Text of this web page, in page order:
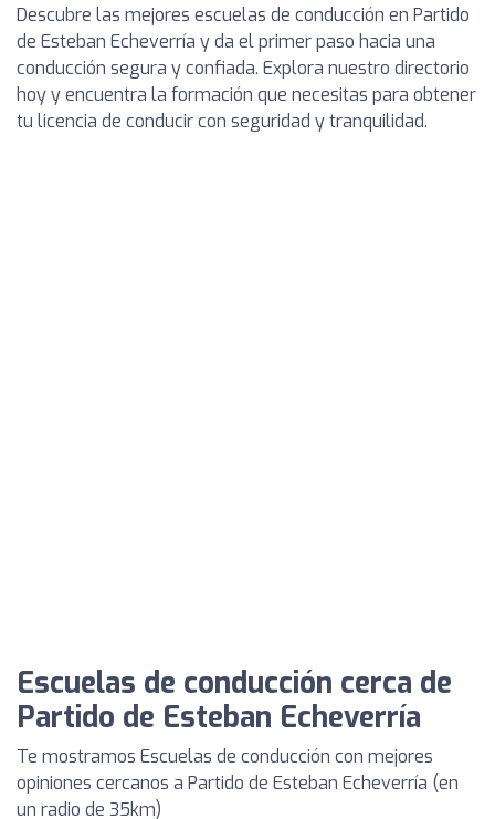
Descubre las mejores escuelas de conducción en Partido
de Esteban Echeverría y da el primer paso hacia una
conducción segura y confiada. Explora nuestro directorio
hoy y encuentra la formación que necesitas para obtener
tu licencia de conducir con seguridad y tranquilidad.
Escuelas de conducción cerca de
Partido de Esteban Echeverría
Te mostramos Escuelas de conducción con mejores
opiniones cercanos a Partido de Esteban Echeverría (en
un radio de 35km)